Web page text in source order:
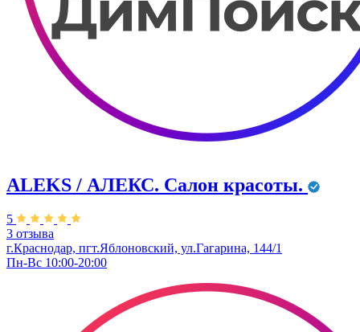
ALEKS / АЛЕКС. Салон красоты.
5
3 отзыва
г.Краснодар, пгт.Яблоновский, ул.Гагарина, 144/1
Пн-Вс 10:00-20:00